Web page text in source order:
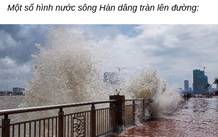
Một số hình nước sông Hàn dâng tràn lên đường: